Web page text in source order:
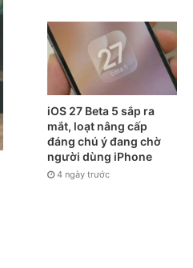
iOS 27 Beta 5 sắp ra
mắt, loạt nâng cấp
đáng chú ý đang chờ
người dùng iPhone
4 ngày trước